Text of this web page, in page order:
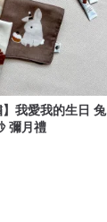
】我愛我的生日 兔
彌月禮